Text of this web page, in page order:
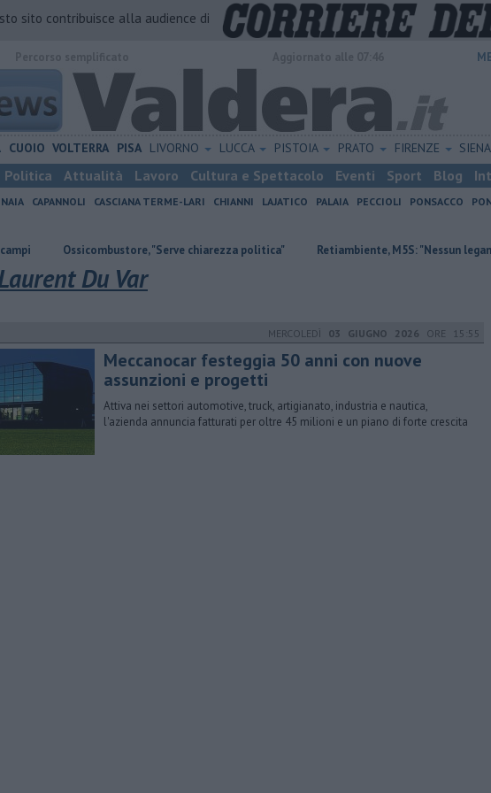
sito contribuisce alla audience di
CUOIO VOLTERRA PISA LIVORNO LUCCA PISTOIA PRATO FIRENZE SIENA
Politica Attualità Lavoro Cultura e Spettacolo Eventi Sport Blog
CAPANNOLI CASCIANA TERME-LARI CHIANNI LAJATICO PALAIA PECCIOLI PONSACCO
Ossicombustore, "Serve chiarezza politica" Retiambiente, M5S: "Nessun legame con
Du Var
MERCOLEDÌ 03 GIUGNO 2026 ORE 15:55
Meccanocar festeggia 50 anni con nuove
assunzioni e progetti
Attiva nei settori automotive, truck, artigianato, industria e nautica,
l'azienda annuncia fatturati per oltre 45 milioni e un piano di forte crescita